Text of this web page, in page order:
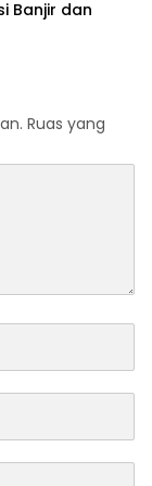
Banjir dan
Ruas yang